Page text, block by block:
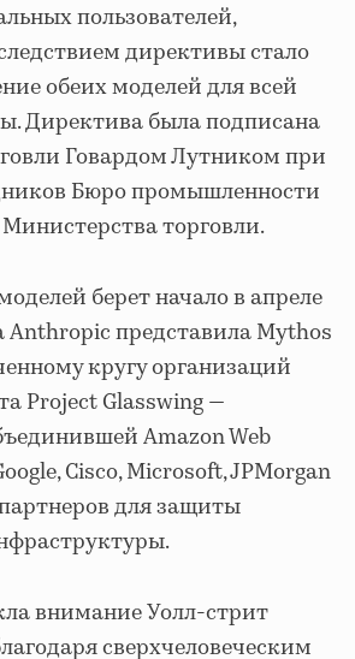
пользователей,
директивы стало
обеих моделей для всей
Директива была подписана
Говардом Лутником при
Бюро промышленности
торговли.
берет начало в апреле
Anthropic представила Mythos
кругу организаций
Project Glasswing —
Amazon Web
Cisco, Microsoft, JPMorgan
для защиты
внимание Уолл-стрит
сверхчеловеческим